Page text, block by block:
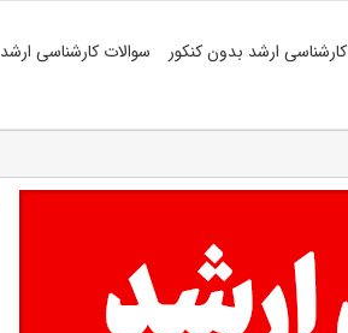
کارشناسی ارشد بدون کنکور سوالات کارشناسی ارشد